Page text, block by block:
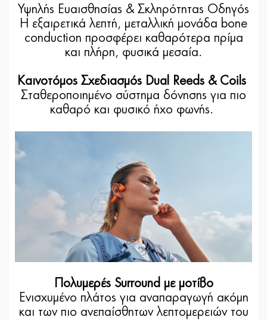
Υψηλής Ευαισθησίας & Σκληρότητας Οδηγός
Η εξαιρετικά λεπτή, μεταλλική μονάδα bone
conduction προσφέρει καθαρότερα πρίμα
και πλήρη, φυσικά μεσαία.
Καινοτόμος Σχεδιασμός Dual Reeds & Coils
Σταθεροποιημένο σύστημα δόνησης για πιο
καθαρό και φυσικό ήχο φωνής.
Πολυμερές Surround με μοτίβο
Ενισχυμένο πλάτος για αναπαραγωγή ακόμη
και των πιο ανεπαίσθητων λεπτομερειών του